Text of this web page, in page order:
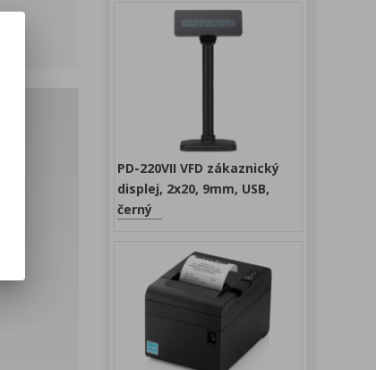
PD-220VII VFD zákaznický
displej, 2x20, 9mm, USB,
černý